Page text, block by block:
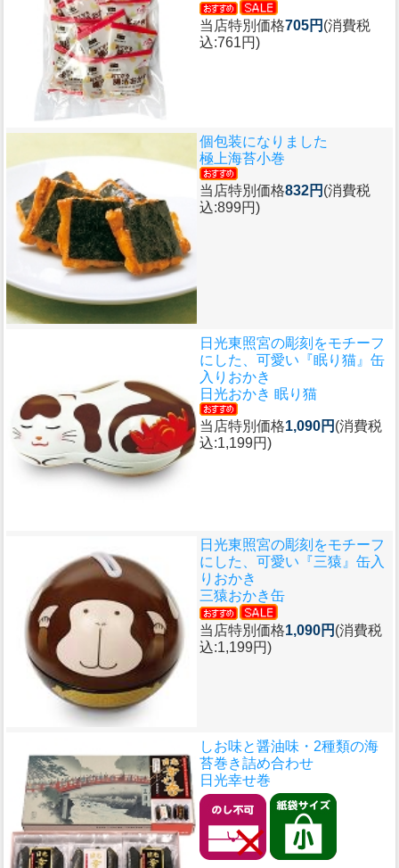
当店特別価格705円 (消費税
込:761円)
個包装になりました
極上海苔小巻
当店特別価格832円 (消費税
込:899円)
日光東照宮の彫刻をモチーフ
にした、可愛い『眠り猫』缶
入りおかき
日光おかき 眠り猫
当店特別価格1,090円 (消費税
込:1,199円)
日光東照宮の彫刻をモチーフ
にした、可愛い『三猿』缶入
りおかき
三猿おかき缶
当店特別価格1,090円 (消費税
込:1,199円)
しお味と醤油味・2種類の海
苔巻き詰め合わせ
日光幸せ巻